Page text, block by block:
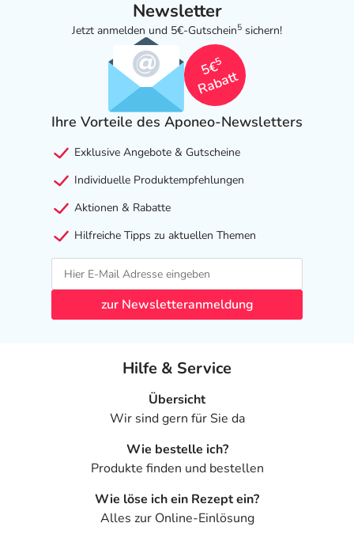
Newsletter
Jetzt anmelden und 5€-Gutschein5 sichern!
5€
5
Rabatt
Ihre Vorteile des Aponeo-Newsletters
Exklusive Angebote & Gutscheine
Individuelle Produktempfehlungen
Aktionen & Rabatte
Hilfreiche Tipps zu aktuellen Themen
zur Newsletteranmeldung
Hilfe & Service
Übersicht
Wir sind gern für Sie da
Wie bestelle ich?
Produkte finden und bestellen
Wie löse ich ein Rezept ein?
Alles zur Online-Einlösung